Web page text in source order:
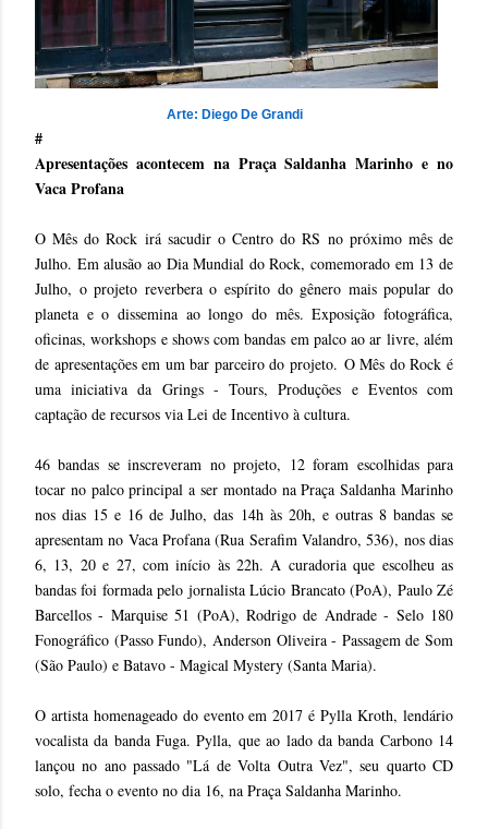
Arte: Diego De Grandi
#
Apresentações acontecem na Praça Saldanha Marinho e no
Vaca Profana
O Mês do Rock irá sacudir o Centro do RS no próximo mês de
Julho. Em alusão ao Dia Mundial do Rock, comemorado em 13 de
Julho, o projeto reverbera o espírito do gênero mais popular do
planeta e o dissemina ao longo do mês. Exposição fotográfica,
oficinas, workshops e shows com bandas em palco ao ar livre, além
de apresentações em um bar parceiro do projeto. O Mês do Rock é
uma iniciativa da Grings - Tours, Produções e Eventos com
captação de recursos via Lei de Incentivo à cultura.
46 bandas se inscreveram no projeto, 12 foram escolhidas para
tocar no palco principal a ser montado na Praça Saldanha Marinho
nos dias 15 e 16 de Julho, das 14h às 20h, e outras 8 bandas se
apresentam no Vaca Profana (Rua Serafim Valandro, 536), nos dias
6, 13, 20 e 27, com início às 22h. A curadoria que escolheu as
bandas foi formada pelo jornalista Lúcio Brancato (PoA), Paulo Zé
Barcellos - Marquise 51 (PoA), Rodrigo de Andrade - Selo 180
Fonográfico (Passo Fundo), Anderson Oliveira - Passagem de Som
(São Paulo) e Batavo - Magical Mystery (Santa Maria).
O artista homenageado do evento em 2017 é Pylla Kroth, lendário
vocalista da banda Fuga. Pylla, que ao lado da banda Carbono 14
lançou no ano passado "Lá de Volta Outra Vez", seu quarto CD
solo, fecha o evento no dia 16, na Praça Saldanha Marinho.